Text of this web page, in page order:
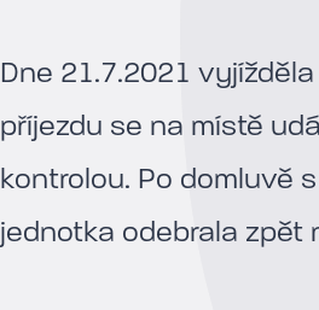
Dne 21.7.2021
příjezdu se na místě
kontrolou. Po domluvě
jednotka odebrala zpět